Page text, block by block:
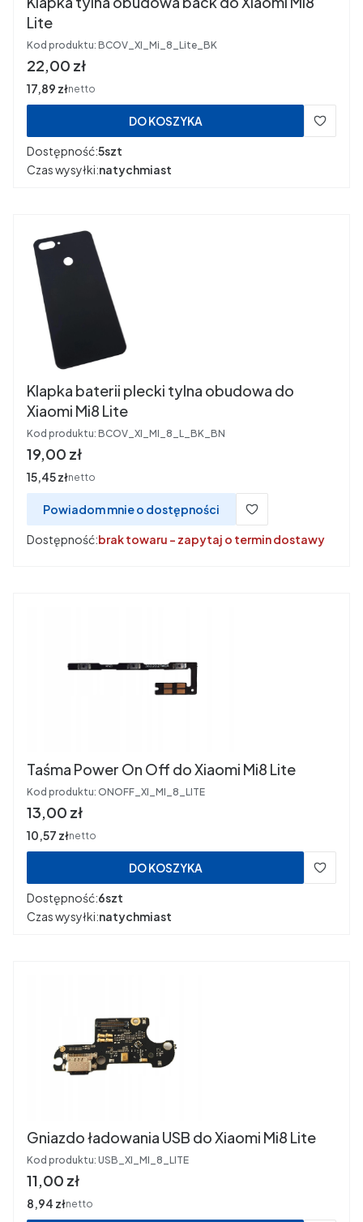
Lite
Kod produktu: BCOV_XI_Mi_8_Lite_BK
Cena
22,00 zł
Cena
17,89 złnetto
DO KOSZYKA
Dostępność:5szt
Czas wysyłki:natychmiast
Klapka baterii plecki tylna obudowa do
Xiaomi Mi8 Lite
Kod produktu: BCOV_XI_MI_8_L_BK_BN
Cena
19,00 zł
Cena
15,45 złnetto
Powiadom mnie o dostępności
Dostępność:brak towaru - zapytaj o termin dostawy
Taśma Power On Off do Xiaomi Mi8 Lite
Kod produktu: ONOFF_XI_MI_8_LITE
Cena
13,00 zł
Cena
10,57 złnetto
DO KOSZYKA
Dostępność:6szt
Czas wysyłki:natychmiast
Gniazdo ładowania USB do Xiaomi Mi8 Lite
Kod produktu: USB_XI_MI_8_LITE
Cena
11,00 zł
Cena
8,94 złnetto